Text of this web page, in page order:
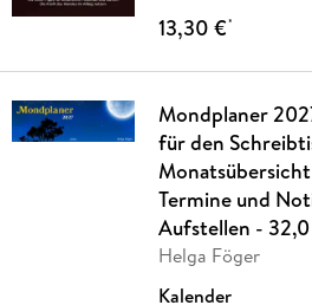
13,30 €*
Mondplaner
für den
Termine und
Aufstellen - 32,0
Helga Föger
Kalender